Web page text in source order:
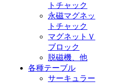
トチャック
永磁マグネッ
トチャック
マグネットＶ
ブロック
脱磁機、他
各種テーブル
サーキュラー